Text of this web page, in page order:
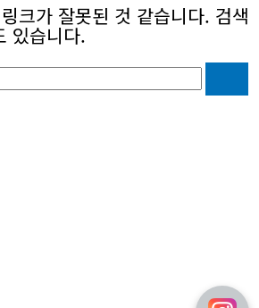
크가 잘못된 것 같습니다. 검색
있습니다.